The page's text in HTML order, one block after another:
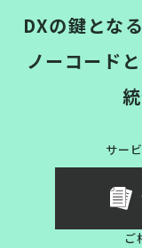
DXの鍵とな
ノーコード
サー
ご